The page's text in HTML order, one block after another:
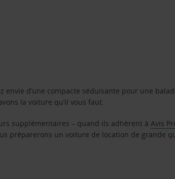
d’une compacte séduisante pour une
la voiture qu’il vous faut.
supplémentaires – quand ils adhèrent àAvis
préparerons un voiture de location de grande